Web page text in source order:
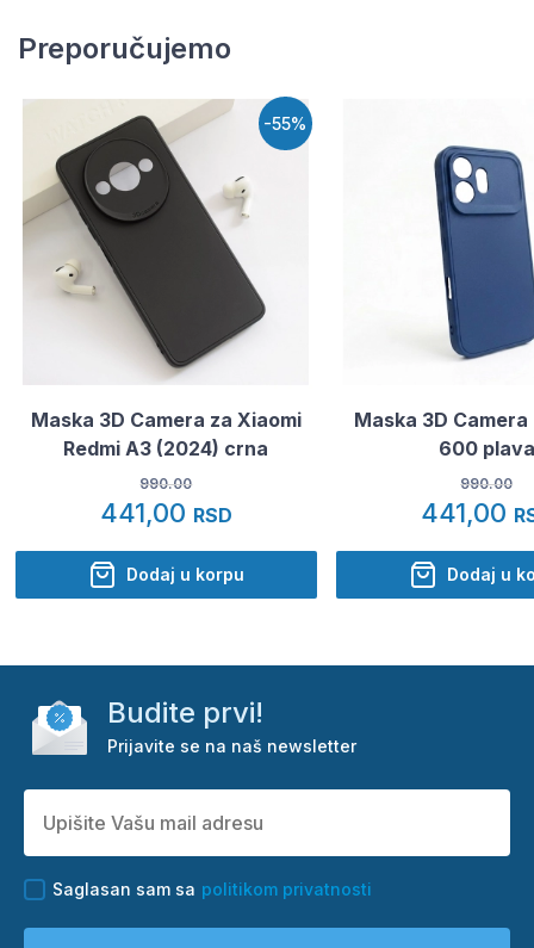
Preporučujemo
-55%
Maska 3D Camera za Xiaomi
Redmi A3 (2024) crna
990.00
441,00 RSD
Dodaj u korpu
Maska 3D
600 plava
990.00
441,00
Dodaj u
Budite prvi!
Prijavite se na naš newsletter
Saglasan sam sa politikom privatnosti